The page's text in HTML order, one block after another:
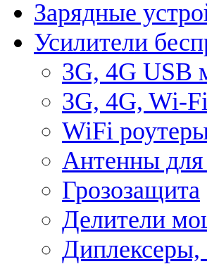
Зарядные
Усилители
3G, 4G USB
3G, 4G, Wi-
WiFi
Антенны для
Грозозащита
Делители